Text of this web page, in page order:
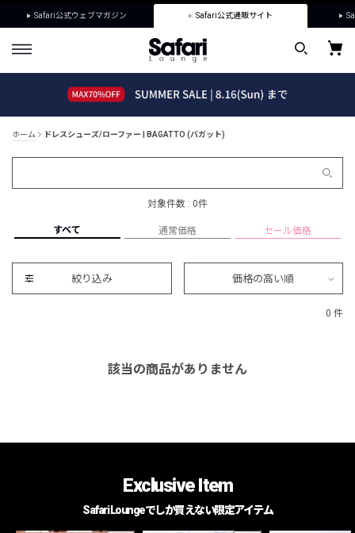
Safari公式ウェブマガジン Safari公式通販サイト
ホーム ドレスシューズ/ローファー | BAGATTO (バガット)
対象件数 : 0件
すべて 通常価格 セール価格
絞り込み 価格の高い順
0 件
該当の商品がありません
Exclusive Item
Safari Loungeでしか買えない限定アイテム